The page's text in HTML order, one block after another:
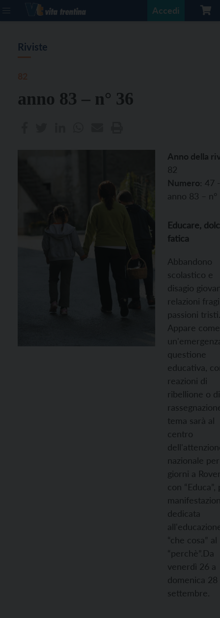
Accedi
Riviste
anno 83 – n° 36
Anno della
82
Numero: 47 -
anno 83 – n°
Educare,
fatica
Abbandono
scolastico e
disagio
relazioni
passioni tristi.
Appare come
questione
educativa,
reazioni di
ribellione o di
tema sarà al
centro
nazionale
giorni a
con “Educa”,
dedicata
“che cosa” al
“perchè”.Da
venerdì 26 a
domenica 28
settembre.